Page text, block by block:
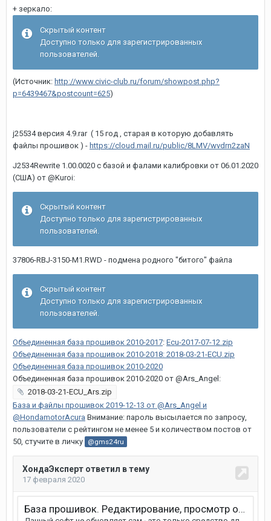
+ зеркало:
Скрытый контент
Доступно только для зарегистрированных
пользователей.
(Источник: http://www.civic-club.ru/forum/showpost.php?
p=6439467&postcount=625)
j25534 версия 4.9.rar ( 15 год , старая в которую добавлять
файлы прошивок ) - https://cloud.mail.ru/public/8LMV/wvdrn2zaN
J2534Rewrite 1.00.0020 с базой и фалами калибровки от 06.01.2020
(США) от @Kuroi:
Скрытый контент
Доступно только для зарегистрированных
пользователей.
37806-RBJ-3150-M1.RWD - подмена родного "битого" файла
Скрытый контент
Доступно только для зарегистрированных
пользователей.
Объединенная база прошивок 2010-2017: Ecu-2017-07-12.zip
Объединенная база прошивок 2010-2018: 2018-03-21-ECU.zip
Объединенная база прошивок 2010-2020
Объединенная база прошивок 2010-2020 от @Ars_Angel:
2018-03-21-ECU_Ars.zip
База и файлы прошивок 2019-12-13 от @Ars_Angel и
@HondamotorAcura Внимание: пароль высылается по запросу,
пользователи с рейтингом не менее 5 и количеством постов от
50, стучите в личку
@gms24ru